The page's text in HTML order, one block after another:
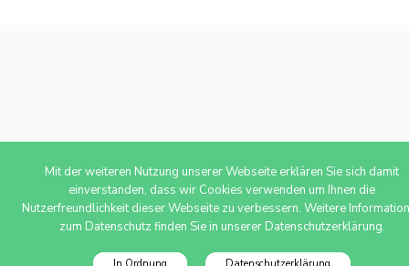
Mit der weiteren Nutzung unserer Webseite erklären Sie sich damit
einverstanden, dass wir Cookies verwenden um Ihnen die
Nutzerfreundlichkeit dieser Webseite zu verbessern. Weitere
zum Datenschutz finden Sie in unserer Datenschutzerklärung.